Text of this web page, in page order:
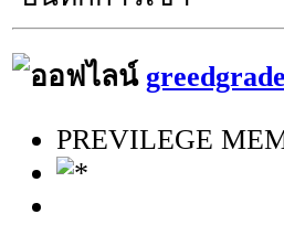
greedgrade
PREVILEGE